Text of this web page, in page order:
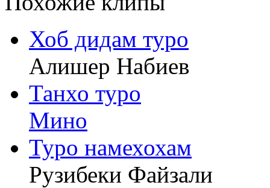
Хоб дидам туро
Алишер Набиев
Танхо туро
Мино
Туро намехохам
Рузибеки Файзали